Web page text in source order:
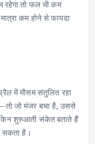
तो फल भी कम
कम होने से फायदा
में मौसम संतुलित रहा
जो मंजर बचा है, उससे
शुरुआती संकेत बताते हैं
सकता है।